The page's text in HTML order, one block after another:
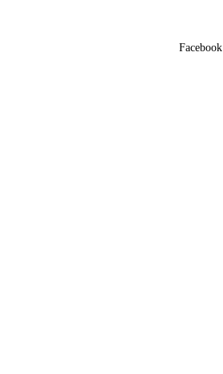
Facebook